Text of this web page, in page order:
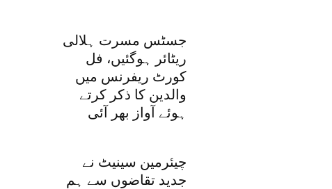
جسٹس مسرت ہلالی
ریٹائر ہوگئیں، فل
کورٹ ریفرنس میں
والدین کا ذکر کرتے
ہوئے آواز بھر آئی
چیئرمین سینیٹ نے
جدید تقاضوں سے ہم